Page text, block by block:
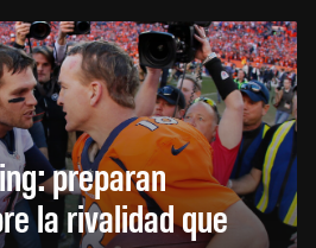
preparan
la rivalidad que